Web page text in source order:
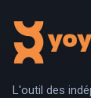
L'outil des